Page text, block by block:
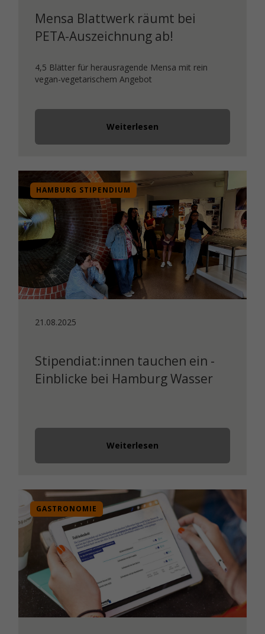
Mensa Blattwerk räumt bei
PETA-Auszeichnung ab!
4,5 Blätter für herausragende Mensa mit rein
vegan-vegetarischem Angebot
Weiterlesen
HAMBURG STIPENDIUM
21.08.2025
Stipendiat:innen tauchen ein -
Einblicke bei Hamburg Wasser
Weiterlesen
GASTRONOMIE